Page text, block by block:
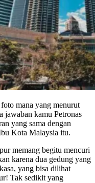
mana yang menurut
jawaban kamu Petronas
yang sama dengan
Kota Malaysia itu.
memang begitu mencuri
karena dua gedung yang
yang bisa dilihat
Tak sedikit yang